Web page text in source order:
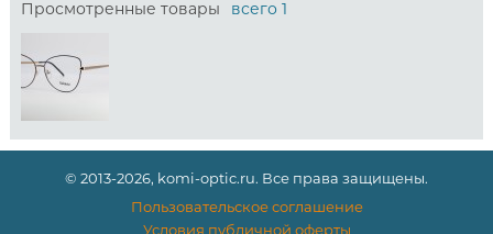
Просмотренные товары всего 1
© 2013-2026, komi-optic.ru. Все права защищены.
Пользовательское соглашение
Условия публичной оферты